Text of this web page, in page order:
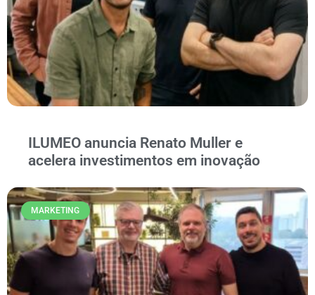
ILUMEO anuncia Renato Muller e
acelera investimentos em inovação
MARKETING